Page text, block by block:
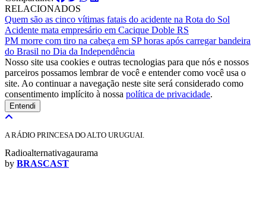
RELACIONADOS
Quem são as cinco vítimas fatais do acidente na Rota do Sol
Acidente mata empresário em Cacique Doble RS
PM morre com tiro na cabeça em SP horas após carregar bandeira
do Brasil no Dia da Independência
Nosso site usa cookies e outras tecnologias para que nós e nossos
parceiros possamos lembrar de você e entender como você usa o
site. Ao continuar a navegação neste site será considerado como
consentimento implícito à nossa política de privacidade.
Entendi
A RÁDIO PRINCESA DO ALTO URUGUAI.
Radioalternativagaurama
by BRASCAST